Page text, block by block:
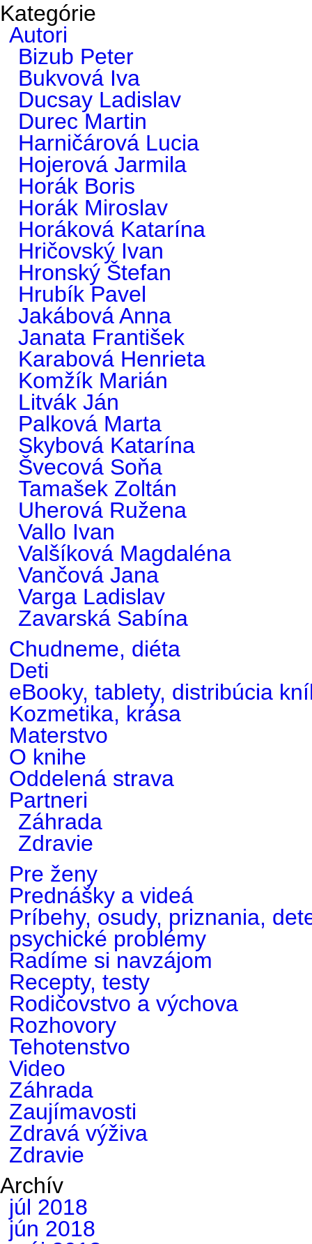
Kategórie
Autori
Bizub Peter
Bukvová Iva
Ducsay Ladislav
Durec Martin
Harničárová Lucia
Hojerová Jarmila
Horák Boris
Horák Miroslav
Horáková Katarína
Hričovský Ivan
Hronský Štefan
Hrubík Pavel
Jakábová Anna
Janata František
Karabová Henrieta
Komžík Marián
Litvák Ján
Palková Marta
Skybová Katarína
Švecová Soňa
Tamašek Zoltán
Uherová Ružena
Vallo Ivan
Valšíková Magdaléna
Vančová Jana
Varga Ladislav
Zavarská Sabína
Chudneme, diéta
Deti
eBooky, tablety, distribúcia
Kozmetika, krása
Materstvo
O knihe
Oddelená strava
Partneri
Záhrada
Zdravie
Pre ženy
Prednášky a videá
Príbehy, osudy, priznania,
psychické problémy
Radíme si navzájom
Recepty, testy
Rodičovstvo a výchova
Rozhovory
Tehotenstvo
Video
Záhrada
Zaujímavosti
Zdravá výživa
Zdravie
Archív
júl 2018
jún 2018